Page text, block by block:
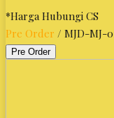
*Harga Hubungi CS
Pre Order / MJD-MJ-
Pre Order